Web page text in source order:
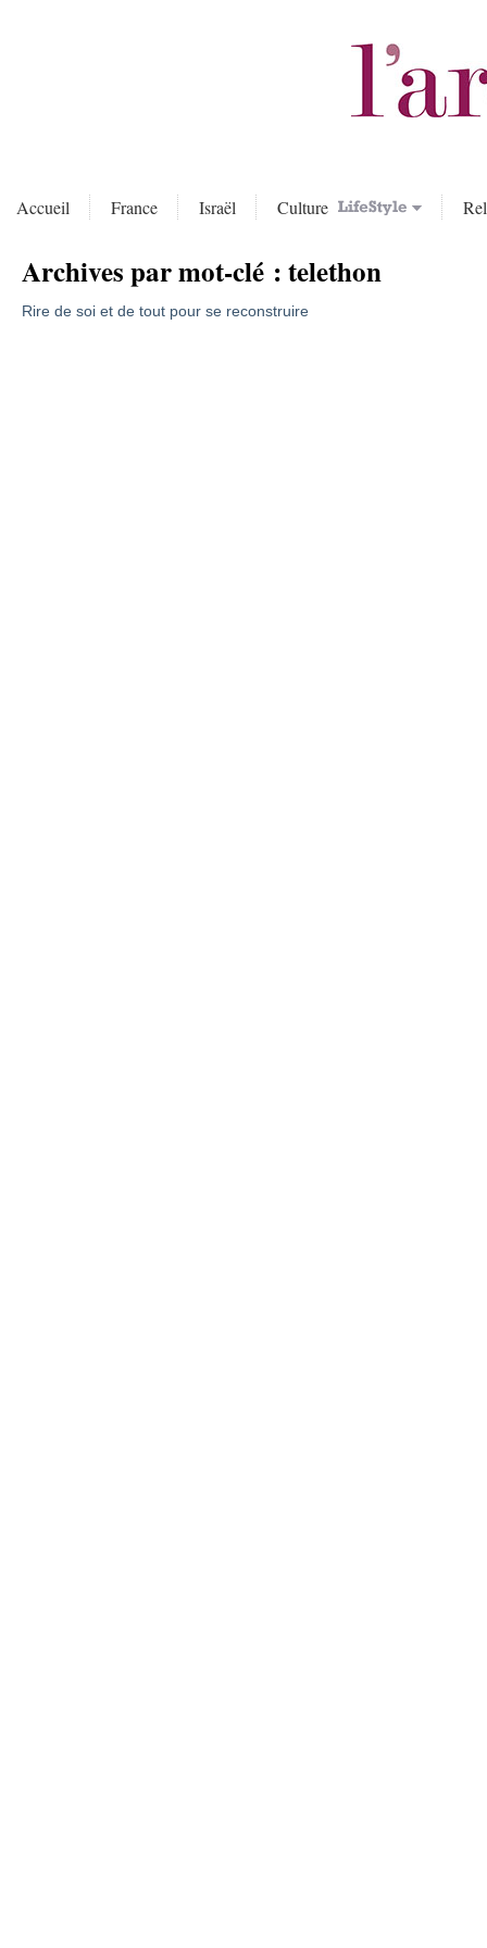
Accueil France Israël Culture
Archives par mot-clé :telethon
Rire de soi et de tout pour se reconstruire